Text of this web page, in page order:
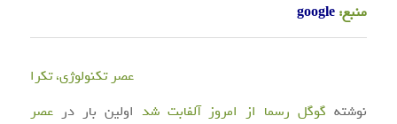
منبع: google
عصر تکنولوژی، تکرا
نوشته گوگل رسما از امروز آلفابت شد اولین بار درعصر